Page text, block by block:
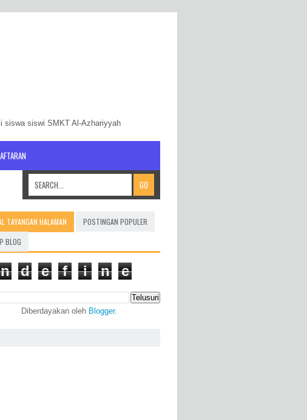
siswa siswi SMKT Al-Azhariyyah
TAYANGAN HALAMAN
POSTINGAN POPULER
BLOG
n d e f i n
e
Diberdayakan oleh Blogger.